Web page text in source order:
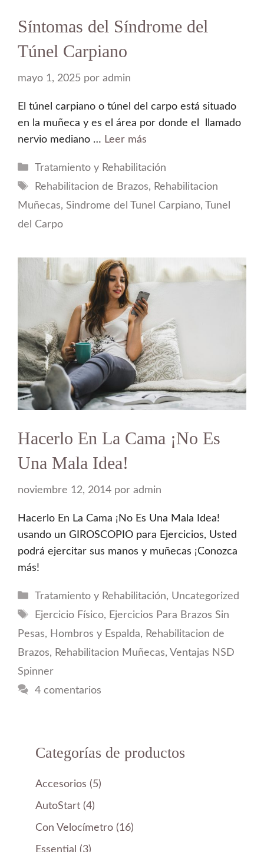
Síntomas del Síndrome del
Túnel Carpiano
mayo 1, 2025 por admin
El túnel carpiano o túnel del carpo está situado
en la muñeca y es el área por donde el llamado
nervio mediano … Leer más
Categorías
Tratamiento y Rehabilitación
Etiquetas
Rehabilitacion de Brazos, Rehabilitacion
Muñecas, Sindrome del Tunel Carpiano, Tunel
del Carpo
Hacerlo En La Cama ¡No Es
Una Mala Idea!
noviembre 12, 2014 por admin
Hacerlo En La Cama ¡No Es Una Mala Idea!
usando un GIROSCOPIO para Ejercicios, Usted
podrá ejercitar sus manos y muñecas ¡Conozca
más!
Categorías
Tratamiento y Rehabilitación, Uncategorized
Etiquetas
Ejercicio Físico, Ejercicios Para Brazos Sin
Pesas, Hombros y Espalda, Rehabilitacion de
Brazos, Rehabilitacion Muñecas, Ventajas NSD
Spinner
4 comentarios
Categorías de productos
Accesorios 55
AutoStart 44
productos
Con Velocímetro 1616
Essential 33